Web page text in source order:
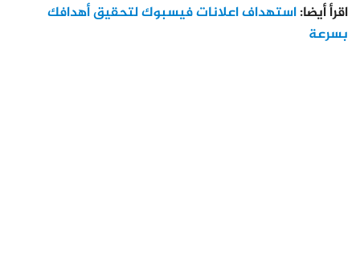
اقرأ أيضا:استهداف اعلانات فيسبوك لتحقيق أهدافك
بسرعة